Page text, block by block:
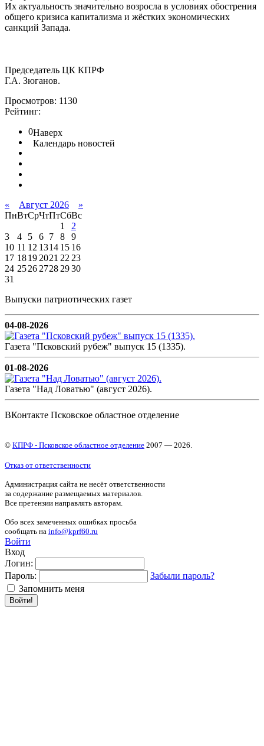
Их актуальность значительно возросла в условиях обострения
общего кризиса капитализма и жёстких экономических
санкций Запада.
Председатель ЦК КПРФ
Г.А. Зюганов.
Просмотров: 1130
Рейтинг:
0Наверх
Календарь новостей
« Август 2026
»
ПнВтСрЧтПтСбВс
1
2
3
4 5 6 7 8
9
10 11 12 1314 15 16
17 18192021 2223
24 252627282930
31
Выпуски патриотических газет
04-08-2026
Газета "Псковский рубеж" выпуск 15 (1335).
01-08-2026
Газета "Над Ловатью" (август 2026).
ВКонтакте Псковское областное отделение
© КПРФ - Псковское областное отделение 2007 — 2026.
Отказ от ответственности
Администрация сайта не несёт ответственности
за содержание размещаемых материалов.
Все претензии направлять авторам.
Обо всех замеченных ошибках просьба
сообщать на info@kprf60.ru
Войти
Вход
Логин:
Пароль:
Забыли пароль?
Запомнить меня